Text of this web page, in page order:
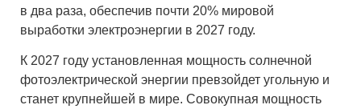
в два раза, обеспечив почти 20% мировой
выработки электроэнергии в 2027 году.
К 2027 году установленная мощность солнечной
фотоэлектрической энергии превзойдет угольную и
станет крупнейшей в мире. Совокупная мощность